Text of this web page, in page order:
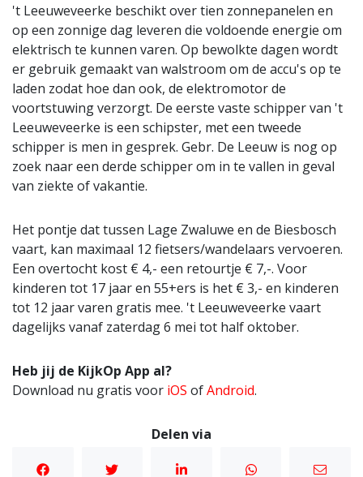
't Leeuweveerke beschikt over tien zonnepanelen en
op een zonnige dag leveren die voldoende energie om
elektrisch te kunnen varen. Op bewolkte dagen wordt
er gebruik gemaakt van walstroom om de accu's op te
laden zodat hoe dan ook, de elektromotor de
voortstuwing verzorgt. De eerste vaste schipper van 't
Leeuweveerke is een schipster, met een tweede
schipper is men in gesprek. Gebr. De Leeuw is nog op
zoek naar een derde schipper om in te vallen in geval
van ziekte of vakantie.
Het pontje dat tussen Lage Zwaluwe en de Biesbosch
vaart, kan maximaal 12 fietsers/wandelaars vervoeren.
Een overtocht kost € 4,- een retourtje € 7,-. Voor
kinderen tot 17 jaar en 55+ers is het € 3,- en kinderen
tot 12 jaar varen gratis mee. 't Leeuweveerke vaart
dagelijks vanaf zaterdag 6 mei tot half oktober.
Heb jij de KijkOp App al?
Download nu gratis voor iOS ofAndroid.
Delen via